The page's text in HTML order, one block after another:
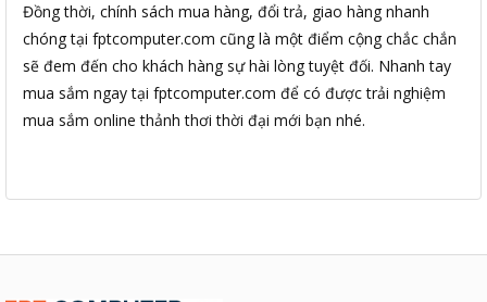
Đồng thời, chính sách mua hàng, đổi trả, giao hàng nhanh
chóng tại fptcomputer.com cũng là một điểm cộng chắc chắn
sẽ đem đến cho khách hàng sự hài lòng tuyệt đối. Nhanh tay
mua sắm ngay tại fptcomputer.com để có được trải nghiệm
mua sắm online thảnh thơi thời đại mới bạn nhé.